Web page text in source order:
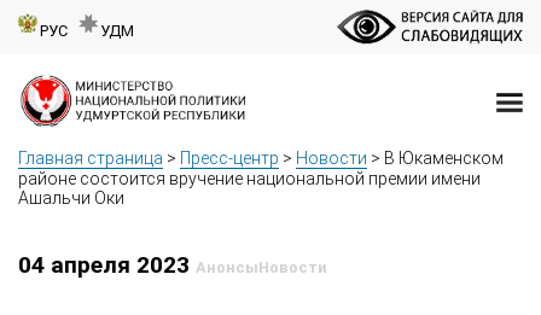
РУС УДМ
Главная страница > Пресс-центр > Новости > В Юкаменском
районе состоится вручение национальной премии имени
Ашальчи Оки
04 апреля 2023 АнонсыНовости